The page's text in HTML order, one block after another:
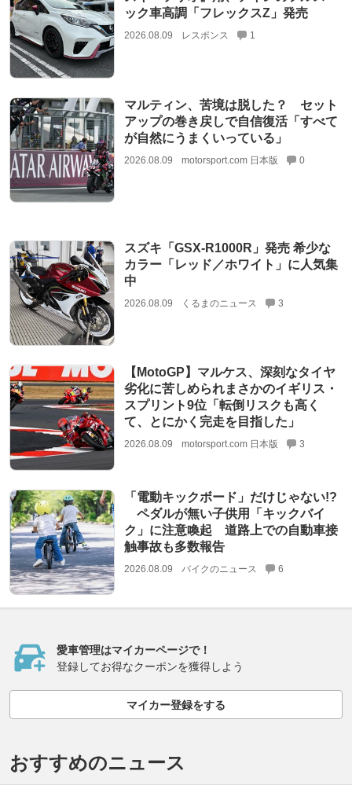
ック車高調「フレックスZ」発売
2026.08.09 レスポンス 1
マルティン、苦境は脱した？ セット
アップの巻き戻しで自信復活「すべて
が自然にうまくいっている」
2026.08.09 motorsport.com 日本版 0
スズキ「GSX-R1000R」発売 希少な
カラー「レッド／ホワイト」に人気集
中
2026.08.09 くるまのニュース 3
【MotoGP】マルケス、深刻なタイヤ
劣化に苦しめられまさかのイギリス・
スプリント9位「転倒リスクも高く
て、とにかく完走を目指した」
2026.08.09 motorsport.com 日本版 3
「電動キックボード」だけじゃない!?
ペダルが無い子供用「キックバイ
ク」に注意喚起 道路上での自動車接
触事故も多数報告
2026.08.09 バイクのニュース 6
愛車管理はマイカーページで！
登録してお得なクーポンを獲得しよう
マイカー登録をする
おすすめのニュース